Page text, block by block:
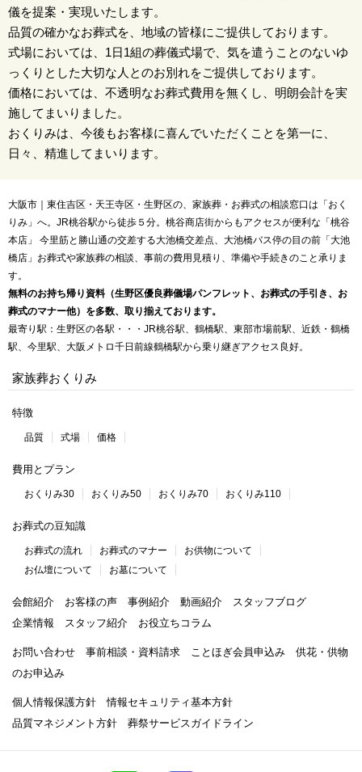
儀を提案・実現いたします。
品質の確かなお葬式を、地域の皆様にご提供しております。
式場においては、1日1組の葬儀式場で、気を遣うことのないゆ
っくりとした大切な人とのお別れをご提供しております。
価格においては、不透明なお葬式費用を無くし、明朗会計を実
施してまいりました。
おくりみは、今後もお客様に喜んでいただくことを第一に、
日々、精進してまいります。
大阪市｜東住吉区・天王寺区・生野区の、家族葬・お葬式の相談窓口は「おく
りみ」へ。JR桃谷駅から徒歩５分。桃谷商店街からもアクセスが便利な「桃谷
本店」 今里筋と勝山通の交差する大池橋交差点、大池橋バス停の目の前「大池
橋店」お葬式や家族葬の相談、事前の費用見積り、準備や手続きのこと承りま
す。
無料のお持ち帰り資料（生野区優良葬儀場パンフレット、お葬式の手引き、お
葬式のマナー他）を多数、取り揃えております。
最寄り駅：生野区の各駅・・・JR桃谷駅、鶴橋駅、東部市場前駅、近鉄・鶴橋
駅、今里駅、大阪メトロ千日前線鶴橋駅から乗り継ぎアクセス良好。
家族葬おくりみ
特徴
品質 式場 価格
費用とプラン
おくりみ30 おくりみ50 おくりみ70 おくりみ110
お葬式の豆知識
お葬式の流れ お葬式のマナー
お供物について
お仏壇について
お墓について
会館紹介 お客様の声 事例紹介 動画紹介
スタッフブログ
企業情報
スタッフ紹介 お役立ちコラム
お問い合わせ 事前相談・資料請求 ことほぎ会員申込み
供花・供物
のお申込み
個人情報保護方針
情報セキュリティ基本方針
品質マネジメント方針
葬祭サービスガイドライン